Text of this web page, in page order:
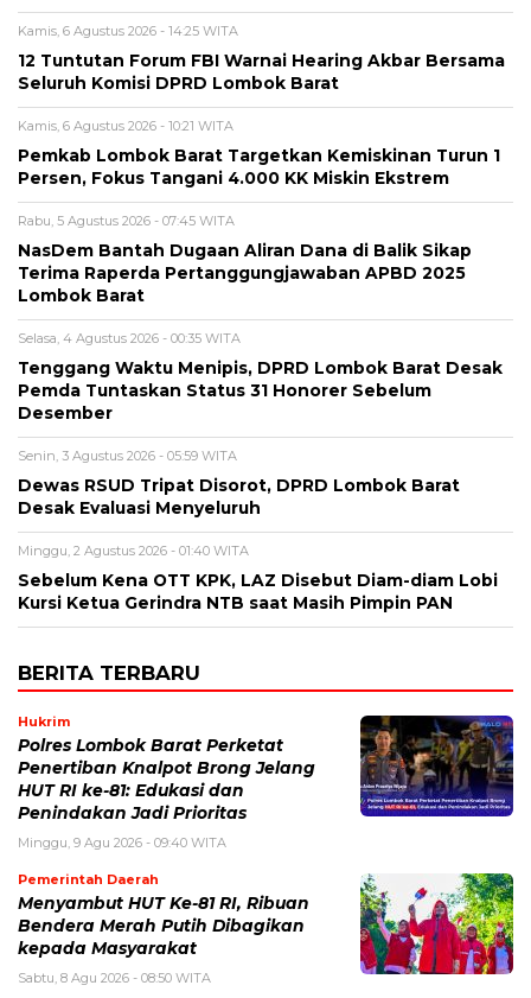
Kamis, 6 Agustus 2026 - 14:25 WITA
12 Tuntutan Forum FBI Warnai Hearing Akbar Bersama
Seluruh Komisi DPRD Lombok Barat
Kamis, 6 Agustus 2026 - 10:21 WITA
Pemkab Lombok Barat Targetkan Kemiskinan Turun 1
Persen, Fokus Tangani 4.000 KK Miskin Ekstrem
Rabu, 5 Agustus 2026 - 07:45 WITA
NasDem Bantah Dugaan Aliran Dana di Balik Sikap
Terima Raperda Pertanggungjawaban APBD 2025
Lombok Barat
Selasa, 4 Agustus 2026 - 00:35 WITA
Tenggang Waktu Menipis, DPRD Lombok Barat Desak
Pemda Tuntaskan Status 31 Honorer Sebelum
Desember
Senin, 3 Agustus 2026 - 05:59 WITA
Dewas RSUD Tripat Disorot, DPRD Lombok Barat
Desak Evaluasi Menyeluruh
Minggu, 2 Agustus 2026 - 01:40 WITA
Sebelum Kena OTT KPK, LAZ Disebut Diam-diam Lobi
Kursi Ketua Gerindra NTB saat Masih Pimpin PAN
BERITA TERBARU
Hukrim
Polres Lombok Barat Perketat
Penertiban Knalpot Brong Jelang
HUT RI ke-81: Edukasi dan
Penindakan Jadi Prioritas
Minggu, 9 Agu 2026 - 09:40 WITA
Pemerintah Daerah
Menyambut HUT Ke-81 RI, Ribuan
Bendera Merah Putih Dibagikan
kepada Masyarakat
Sabtu, 8 Agu 2026 - 08:50 WITA